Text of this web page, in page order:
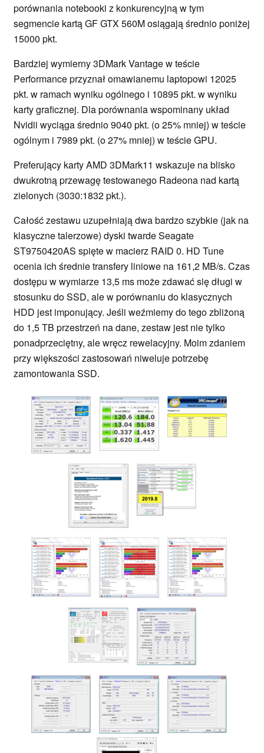
porównania notebooki z konkurencyjną w tym
segmencie kartą GF GTX 560M osiągają średnio poniżej
15000 pkt.
Bardziej wymierny 3DMark Vantage w teście
Performance przyznał omawianemu laptopowi 12025
pkt. w ramach wyniku ogólnego i 10895 pkt. w wyniku
karty graficznej. Dla porównania wspominany układ
Nvidii wyciąga średnio 9040 pkt. (o 25% mniej) w teście
ogólnym i 7989 pkt. (o 27% mniej) w teście GPU.
Preferujący karty AMD 3DMark11 wskazuje na blisko
dwukrotną przewagę testowanego Radeona nad kartą
zielonych (3030:1832 pkt.).
Całość zestawu uzupełniają dwa bardzo szybkie (jak na
klasyczne talerzowe) dyski twarde Seagate
ST9750420AS spięte w macierz RAID 0. HD Tune
ocenia ich średnie transfery liniowe na 161,2 MB/s. Czas
dostępu w wymiarze 13,5 ms może zdawać się długi w
stosunku do SSD, ale w porównaniu do klasycznych
HDD jest imponujący. Jeśli weźmiemy do tego zbliżoną
do 1,5 TB przestrzeń na dane, zestaw jest nie tylko
ponadprzeciętny, ale wręcz rewelacyjny. Moim zdaniem
przy większości zastosowań niweluje potrzebę
zamontowania SSD.